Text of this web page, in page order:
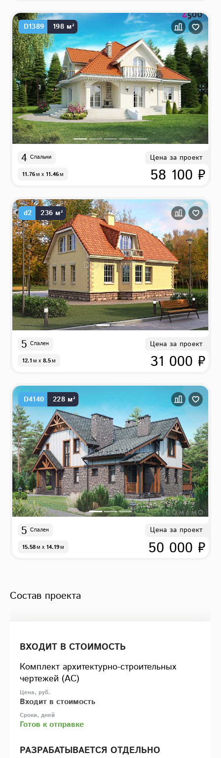
D1389 198 м²
4 Спальни
11.76м x 11.46м
Цена за проект
58 100 ₽
d2 236 м²
5 Спален
12.1м x 8.5м
Цена за проект
31 000 ₽
D4140 228 м²
5 Спален
15.58м x 14.19м
Цена за проект
50 000 ₽
Состав проекта
ВХОДИТ В СТОИМОСТЬ
Комплект архитектурно-строительных
чертежей (АС)
Входит в стоимость
Готов к отправке
РАЗРАБАТЫВАЕТСЯ ОТДЕЛЬНО